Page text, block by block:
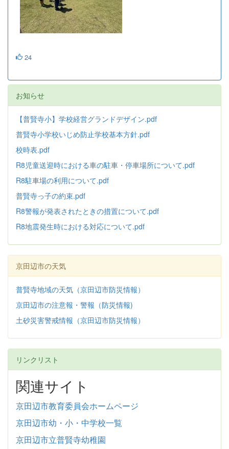
24
お知らせ
【普賢寺小】学校経営グランドデザイン.pdf
普賢寺小学校いじめ防止学校基本方針.pdf
校時表.pdf
R8児童送迎時における車の駐車・停車場所について.pdf
R8駐車場の利用について.pdf
普賢寺っ子の約束.pdf
R8警報が発表されたときの措置について.pdf
R8地震発生時における対応について.pdf
京田辺市の天気
普賢寺地域の天気（京田辺市防災情報）
京田辺市の注意報・警報（防災情報)
土砂災害警戒情報（京田辺市防災情報）
リンクリスト
関連サイト
京田辺市教育委員会ホームページ
京田辺市幼・小・中学校一覧
京田辺市立普賢寺幼稚園